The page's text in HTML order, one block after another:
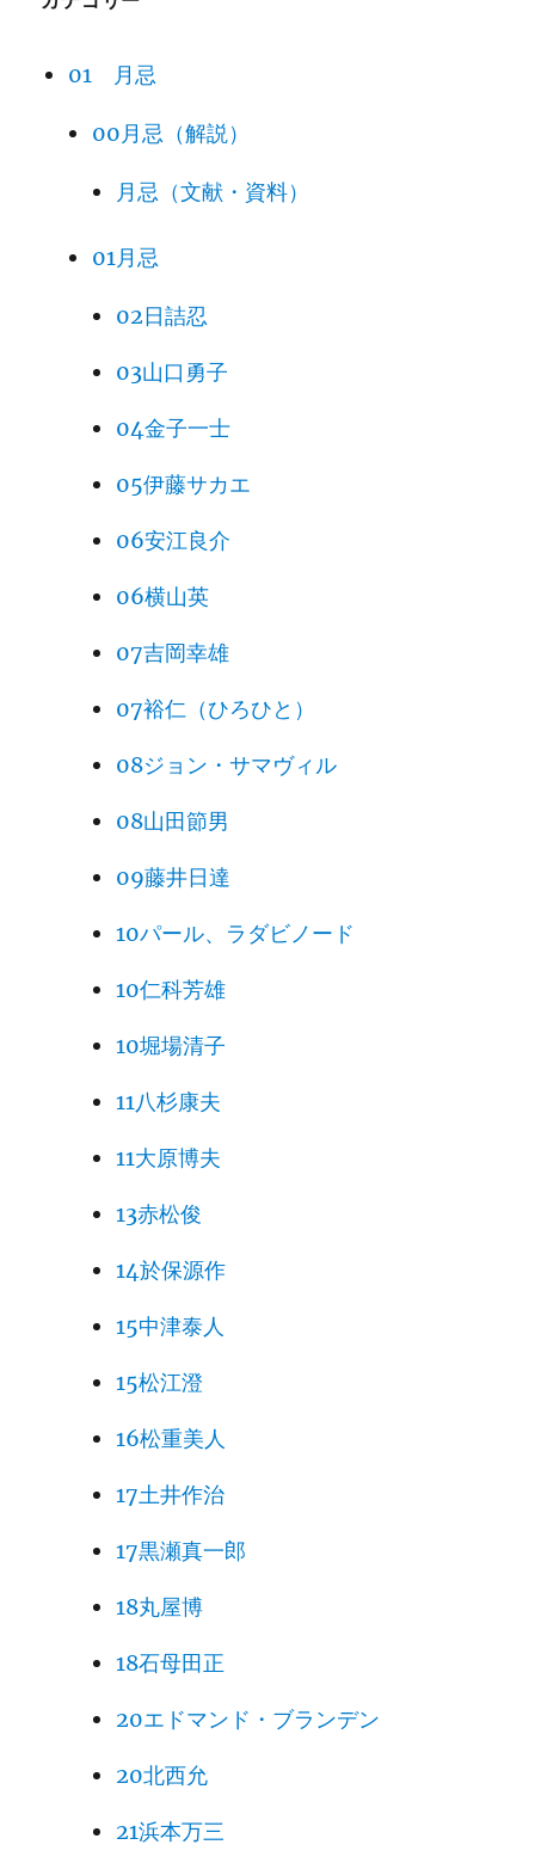
01 月忌
00月忌（解説）
月忌（文献・資料）
01月忌
02日詰忍
03山口勇子
04金子一士
05伊藤サカエ
06安江良介
06横山英
07吉岡幸雄
07裕仁（ひろひと）
08ジョン・サマヴィル
08山田節男
09藤井日達
10パール、ラダビノード
10仁科芳雄
10堀場清子
11八杉康夫
11大原博夫
13赤松俊
14於保源作
15中津泰人
15松江澄
16松重美人
17土井作治
17黒瀬真一郎
18丸屋博
18石母田正
20エドマンド・ブランデン
20北西允
21浜本万三